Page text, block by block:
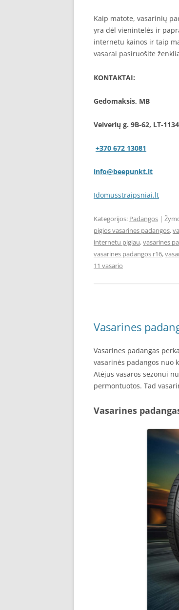
Kaip matote, vasarinių
yra dėl vienintelės ir
internetu kainos ir taip
vasarai pasiruošite
KONTAKTAI:
Gedomaksis, MB
Veiverių g. 9B-62, LT-
+370 672 13081
info@beepunkt.lt
Idomusstraipsniai.lt
Kategorijos: Padangos |
pigios vasarines padangos,
internetu pigiau,vasarines
vasarines padangos r16,
11 vasario
Vasarines
Vasarines padangas
vasarinės padangos nuo
Atėjus vasaros sezonui
permontuotos. Tad
Vasarines